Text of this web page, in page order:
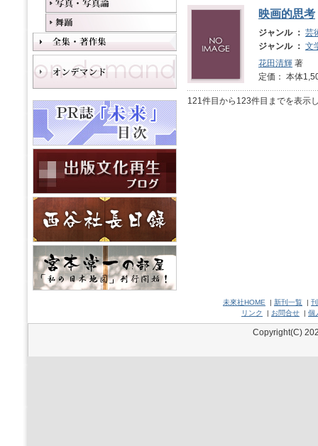
映画的思考
ジャンル ： 芸
ジャンル ： 文
花田清輝 著
定価： 本体
121件目から123件目までを表示
未來社HOME | 新刊一覧 |
リンク
| お問合せ | 個
Copyright(C)